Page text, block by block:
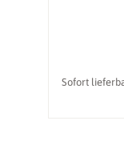
Sofort